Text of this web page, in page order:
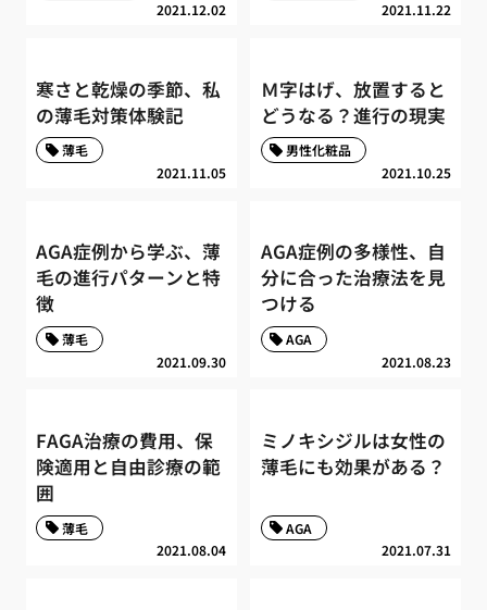
2021.12.02 2021.11.22
寒さと乾燥の季節、私
の薄毛対策体験記
2021.11.05
薄毛
Ｍ字はげ、放置すると
どうなる？進行の現実
2021.10.25
男性化粧品
AGA症例から学ぶ、薄
毛の進行パターンと特
徴
2021.09.30
薄毛
AGA症例の多様性、自
分に合った治療法を見
つける
2021.08.23
AGA
FAGA治療の費用、保
険適用と自由診療の範
囲
2021.08.04
薄毛
ミノキシジルは女性の
薄毛にも効果がある？
2021.07.31
AGA